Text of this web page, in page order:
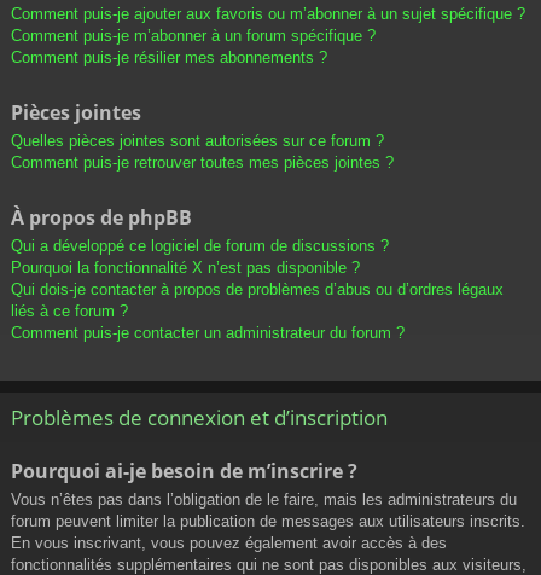
Comment puis-je ajouter aux favoris ou m’abonner à un sujet spécifique ?
Comment puis-je m’abonner à un forum spécifique ?
Comment puis-je résilier mes abonnements ?
Pièces jointes
Quelles pièces jointes sont autorisées sur ce forum ?
Comment puis-je retrouver toutes mes pièces jointes ?
À propos de phpBB
Qui a développé ce logiciel de forum de discussions ?
Pourquoi la fonctionnalité X n’est pas disponible ?
Qui dois-je contacter à propos de problèmes d’abus ou d’ordres légaux
liés à ce forum ?
Comment puis-je contacter un administrateur du forum ?
Problèmes de connexion et d’inscription
Pourquoi ai-je besoin de m’inscrire ?
Vous n’êtes pas dans l’obligation de le faire, mais les administrateurs du
forum peuvent limiter la publication de messages aux utilisateurs inscrits.
En vous inscrivant, vous pouvez également avoir accès à des
fonctionnalités supplémentaires qui ne sont pas disponibles aux visiteurs,